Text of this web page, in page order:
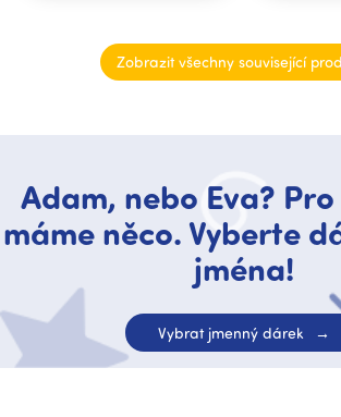
Zobrazit všechny související
Adam, nebo Eva?
máme něco. Vyberte
jména!
Vybrat jmenný dárek